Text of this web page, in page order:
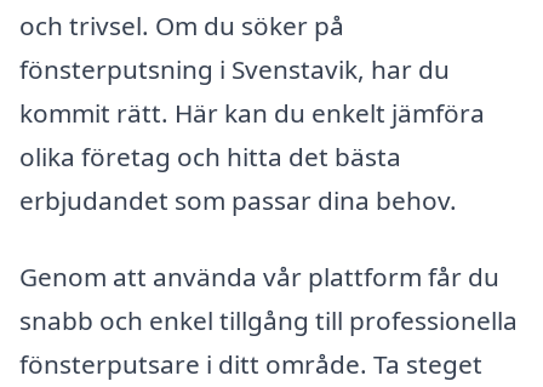
och trivsel. Om du söker på
fönsterputsning i Svenstavik, har du
kommit rätt. Här kan du enkelt jämföra
olika företag och hitta det bästa
erbjudandet som passar dina behov.
Genom att använda vår plattform får du
snabb och enkel tillgång till professionella
fönsterputsare i ditt område. Ta steget